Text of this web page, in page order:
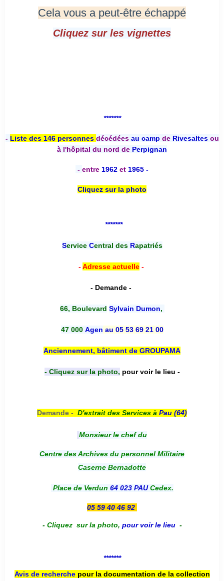
Cela vous a peut-être échappé
Cliquez sur les vignettes
*******
- Liste des 146 personnes décédées au camp deRivesaltesou
à l'hôpital du nord de Perpignan
- entre 1962 et 1965 -
Cliquez sur la photo
*******
Service Central desRapatriés
-Adresse actuelle-
- Demande -
66, Boulevard Sylvain Dumon,
47 000 Agen au 05 53 69 21 00
Anciennement, bâtiment de GROUPAMA
- Cliquez sur la photo, pour voir le lieu -
Demande - D'extrait des Services à Pau (64)
Monsieur le chef du
Centre des Archives du personnel Militaire
Caserne Bernadotte
Place de Verdun 64 023 PAUCedex.
05 59 40 46 92
- Cliquez sur la photo, pour voir le lieu -
*******
Avis de recherche pour la documentation de la collection